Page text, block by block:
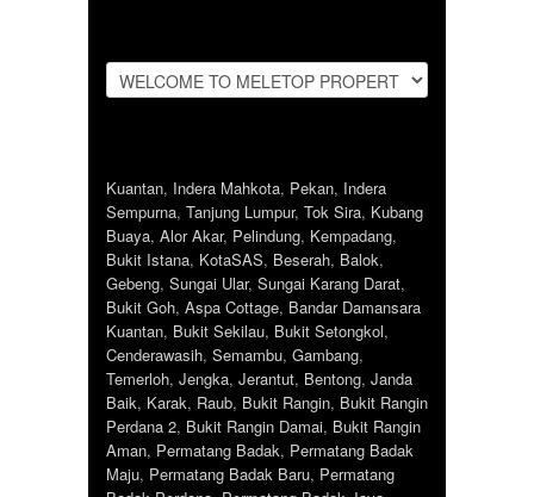
Kuantan, Indera Mahkota, Pekan, Indera
Sempurna, Tanjung Lumpur, Tok Sira, Kubang
Buaya, Alor Akar, Pelindung, Kempadang,
Bukit Istana, KotaSAS, Beserah, Balok,
Gebeng, Sungai Ular, Sungai Karang Darat,
Bukit Goh, Aspa Cottage, Bandar Damansara
Kuantan, Bukit Sekilau, Bukit Setongkol,
Cenderawasih, Semambu, Gambang,
Temerloh, Jengka, Jerantut, Bentong, Janda
Baik, Karak, Raub, Bukit Rangin, Bukit Rangin
Perdana 2, Bukit Rangin Damai, Bukit Rangin
Aman, Permatang Badak, Permatang Badak
Maju, Permatang Badak Baru, Permatang